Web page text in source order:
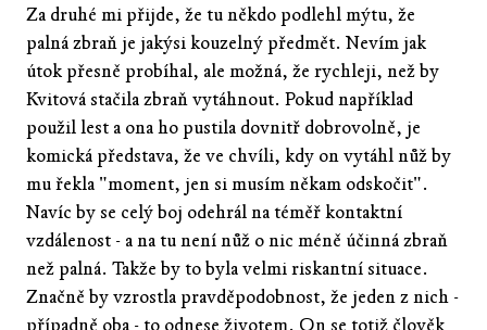
Za druhé mi přijde, že tu někdo podlehl mýtu, že
palná zbraň je jakýsi kouzelný předmět. Nevím jak
útok přesně probíhal, ale možná, že rychleji, než by
Kvitová stačila zbraň vytáhnout. Pokud například
použil lest a ona ho pustila dovnitř dobrovolně, je
komická představa, že ve chvíli, kdy on vytáhl nůž by
mu řekla "moment, jen si musím někam odskočit".
Navíc by se celý boj odehrál na téměř kontaktní
vzdálenost - a na tu není nůž o nic méně účinná zbraň
než palná. Takže by to byla velmi riskantní situace.
Značně by vzrostla pravděpodobnost, že jeden z nich -
případně oba - to odnese životem. On se totiž člověk